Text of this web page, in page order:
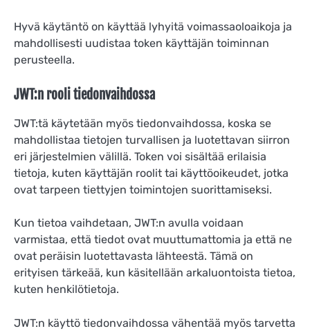
Hyvä käytäntö on käyttää lyhyitä voimassaoloaikoja ja
mahdollisesti uudistaa token käyttäjän toiminnan
perusteella.
JWT:n rooli tiedonvaihdossa
JWT:tä käytetään myös tiedonvaihdossa, koska se
mahdollistaa tietojen turvallisen ja luotettavan siirron
eri järjestelmien välillä. Token voi sisältää erilaisia
tietoja, kuten käyttäjän roolit tai käyttöoikeudet, jotka
ovat tarpeen tiettyjen toimintojen suorittamiseksi.
Kun tietoa vaihdetaan, JWT:n avulla voidaan
varmistaa, että tiedot ovat muuttumattomia ja että ne
ovat peräisin luotettavasta lähteestä. Tämä on
erityisen tärkeää, kun käsitellään arkaluontoista tietoa,
kuten henkilötietoja.
JWT:n käyttö tiedonvaihdossa vähentää myös tarvetta